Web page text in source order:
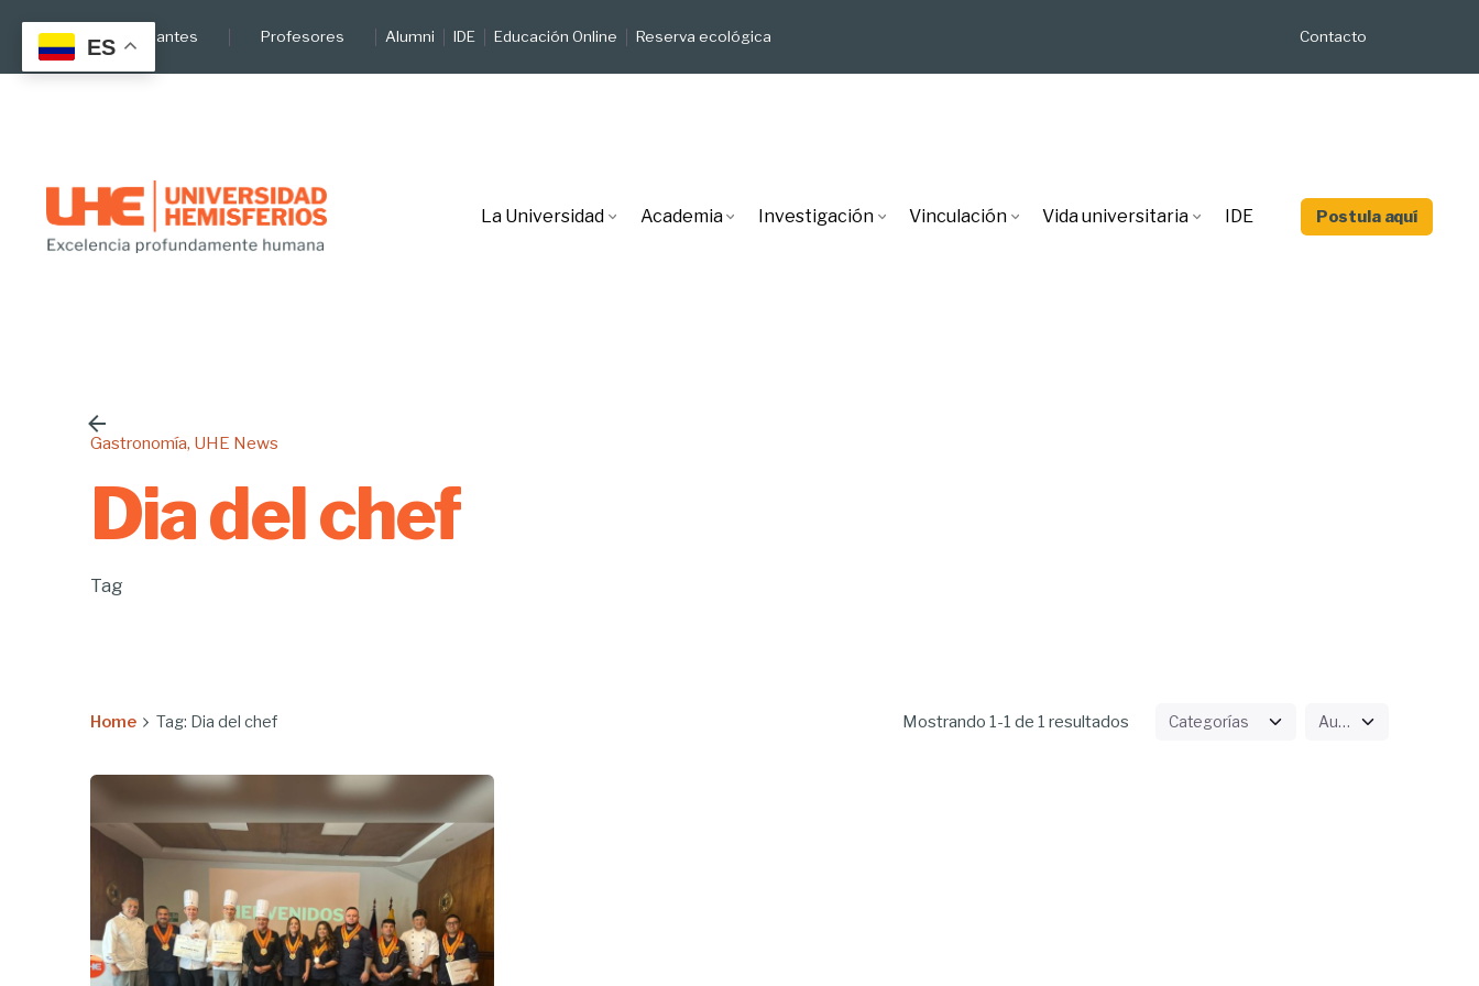
content
Estudiantes Profesores Alumni IDE Educación Online Reserva ecológica Contacto
La Universidad Academia Investigación Vinculación Vida universitaria IDE Postula aquí
Gastronomía UHE News
Dia del chef
Tag
Home Tag: Dia del chef Mostrando 1-1 de 1 resultados
ES